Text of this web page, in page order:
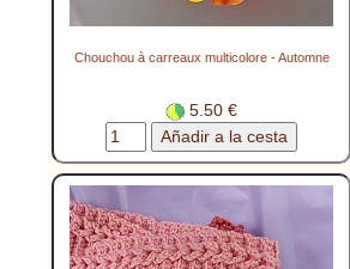
Chouchou à carreaux multicolore - Automne
5.50 €